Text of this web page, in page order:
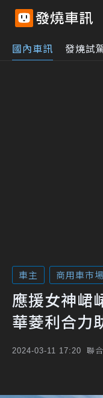
國內車訊 發燒試
車主 商用車市場
應援女神峮
華菱利合力
2024-03-11 17:20 聯